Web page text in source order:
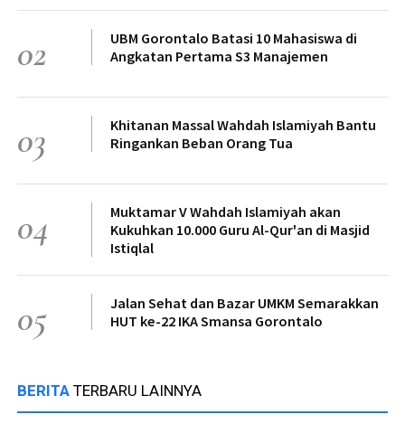
02
UBM Gorontalo Batasi 10 Mahasiswa di
Angkatan Pertama S3 Manajemen
03
Khitanan Massal Wahdah Islamiyah Bantu
Ringankan Beban Orang Tua
04
Muktamar V Wahdah Islamiyah akan
Kukuhkan 10.000 Guru Al-Qur'an di Masjid
Istiqlal
05
Jalan Sehat dan Bazar UMKM Semarakkan
HUT ke-22 IKA Smansa Gorontalo
BERITA TERBARU LAINNYA